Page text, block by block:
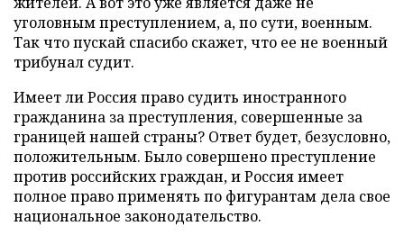
уголовным преступлением, а, по сути, военным.
Так что пускай спасибо скажет, что ее не военный
трибунал судит.
Имеет ли Россия право судить иностранного
гражданина за преступления, совершенные за
границей нашей страны? Ответ будет, безусловно,
положительным. Было совершено преступление
против российских граждан, и Россия имеет
полное право применять по фигурантам дела свое
национальное законодательство.